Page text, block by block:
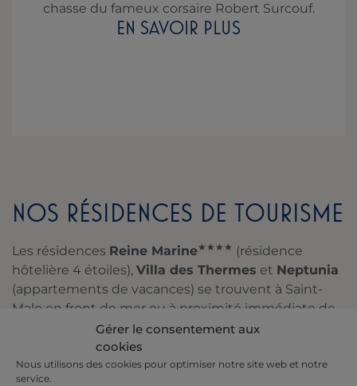
Gérer le consentement aux
cookies
Nous utilisons des cookies pour optimiser notre site web et notre
service.
chasse du fameux corsaire Robert Surcouf.
EN SAVOIR PLUS
NOS RÉSIDENCES DE TOURISME
Les résidences Reine Marine★★★★ (résidence
hôtelière 4 étoiles), Villa des Thermes et Neptunia
(appartements de vacances) se trouvent à Saint-
Malo en front de mer ou à proximité immédiate de
Les appartements Reine Marine peuvent être
vue mer ou vue sud